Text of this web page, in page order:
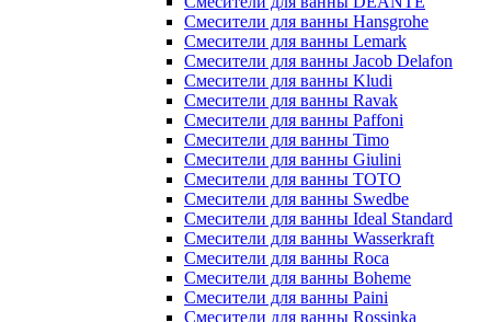
Смесители для ванны Hansgrohe
Смесители для ванны Lemark
Смесители для ванны Jacob Delafon
Смесители для ванны Kludi
Смесители для ванны Ravak
Смесители для ванны Paffoni
Смесители для ванны Timo
Смесители для ванны Giulini
Смесители для ванны TOTO
Смесители для ванны Swedbe
Смесители для ванны Ideal Standard
Смесители для ванны Wasserkraft
Смесители для ванны Roca
Смесители для ванны Boheme
Смесители для ванны Paini
Смесители для ванны Rossinka